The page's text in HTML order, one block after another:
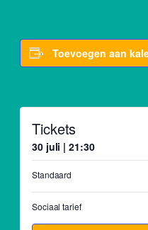
Toevoegen aan
Tickets
30 juli | 21:30
Standaard
Sociaal tarief